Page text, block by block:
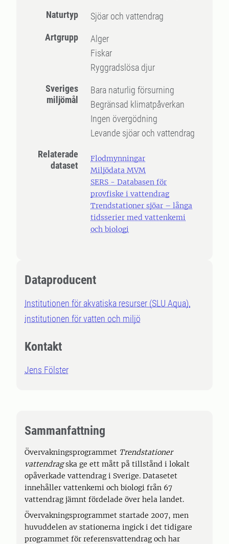
Naturtyp
Sjöar och vattendrag
Artgrupp
Alger
Fiskar
Ryggradslösa djur
Sveriges
miljömål
Bara naturlig försurning
Begränsad klimatpåverkan
Ingen övergödning
Levande sjöar och vattendrag
Relaterade
dataset
Flodmynningar
Miljödata MVM
SERS - Databasen för
provfiske i vattendrag
Trendstationer sjöar – långa
tidsserier med vattenkemi
och biologi
Dataproducent
Institutionen för akvatiska resurser (SLU Aqua),
institutionen för vatten och miljö
Kontakt
Jens Fölster
Sammanfattning
Övervakningsprogrammet Trendstationer
vattendragska ge ett mått på tillstånd i lokalt
opåverkade vattendrag i Sverige. Datasetet
innehåller vattenkemi och biologi från 67
vattendrag jämnt fördelade över hela landet.
Övervakningsprogrammet startade 2007, men
huvuddelen av stationerna ingick i det tidigare
programmet för referensvattendrag och har